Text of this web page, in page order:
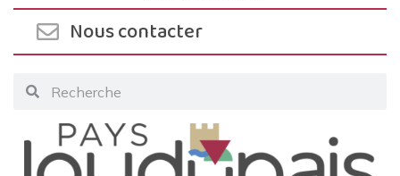
Nous contacter